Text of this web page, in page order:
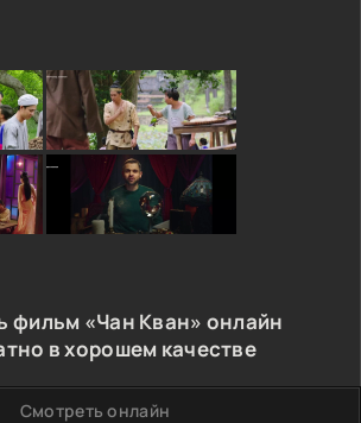
фильм «Чан Кван» онлайн
в хорошем качестве
Смотреть онлайн